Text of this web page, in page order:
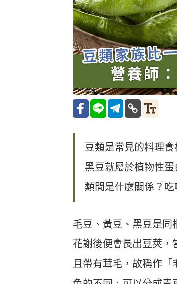
豆類是常見的料理
黑豆就屬於植物性
類間是什麼關係？吃
毛豆、黃豆、黑豆是同
花謝後便會長出豆莢，
且帶有茸毛，故稱作